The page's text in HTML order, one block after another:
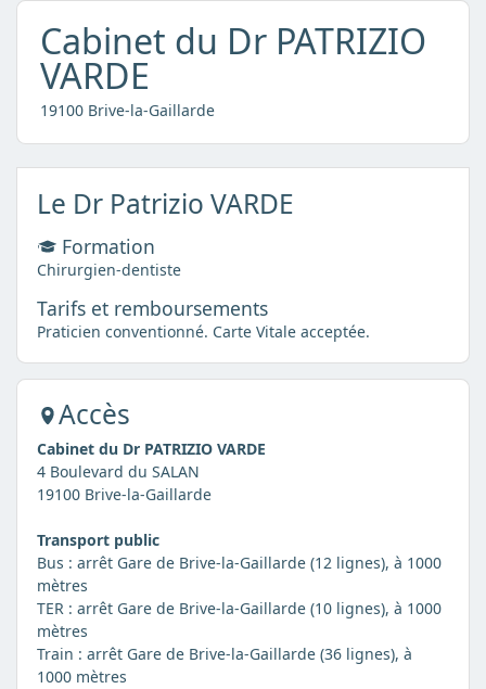
Cabinet du Dr PATRIZIO
VARDE
19100 Brive-la-Gaillarde
Le Dr Patrizio VARDE
Formation
Chirurgien-dentiste
Tarifs et remboursements
Praticien conventionné. Carte Vitale acceptée.
Accès
Cabinet du Dr PATRIZIO VARDE
4 Boulevard du SALAN
19100 Brive-la-Gaillarde
Transport public
Bus : arrêt Gare de Brive-la-Gaillarde (12 lignes), à 1000
mètres
TER : arrêt Gare de Brive-la-Gaillarde (10 lignes), à 1000
mètres
Train : arrêt Gare de Brive-la-Gaillarde (36 lignes), à
1000 mètres